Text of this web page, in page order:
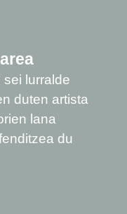
lurralde
duten artista
lana
du